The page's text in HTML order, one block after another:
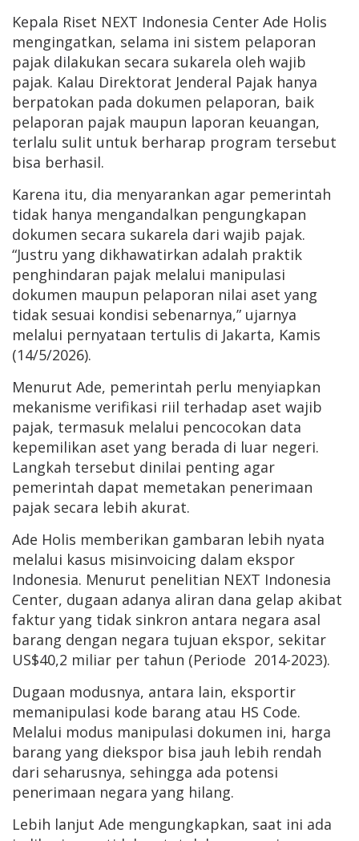
Kepala Riset NEXT Indonesia Center Ade Holis
mengingatkan, selama ini sistem pelaporan
pajak dilakukan secara sukarela oleh wajib
pajak. Kalau Direktorat Jenderal Pajak hanya
berpatokan pada dokumen pelaporan, baik
pelaporan pajak maupun laporan keuangan,
terlalu sulit untuk berharap program tersebut
bisa berhasil.
Karena itu, dia menyarankan agar pemerintah
tidak hanya mengandalkan pengungkapan
dokumen secara sukarela dari wajib pajak.
“Justru yang dikhawatirkan adalah praktik
penghindaran pajak melalui manipulasi
dokumen maupun pelaporan nilai aset yang
tidak sesuai kondisi sebenarnya,” ujarnya
melalui pernyataan tertulis di Jakarta, Kamis
(14/5/2026).
Menurut Ade, pemerintah perlu menyiapkan
mekanisme verifikasi riil terhadap aset wajib
pajak, termasuk melalui pencocokan data
kepemilikan aset yang berada di luar negeri.
Langkah tersebut dinilai penting agar
pemerintah dapat memetakan penerimaan
pajak secara lebih akurat.
Ade Holis memberikan gambaran lebih nyata
melalui kasus misinvoicing dalam ekspor
Indonesia. Menurut penelitian NEXT Indonesia
Center, dugaan adanya aliran dana gelap akibat
faktur yang tidak sinkron antara negara asal
barang dengan negara tujuan ekspor, sekitar
US$40,2 miliar per tahun (Periode 2014-2023).
Dugaan modusnya, antara lain, eksportir
memanipulasi kode barang atau HS Code.
Melalui modus manipulasi dokumen ini, harga
barang yang diekspor bisa jauh lebih rendah
dari seharusnya, sehingga ada potensi
penerimaan negara yang hilang.
Lebih lanjut Ade mengungkapkan, saat ini ada